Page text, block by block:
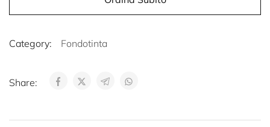
Category: Fondotinta
Share: